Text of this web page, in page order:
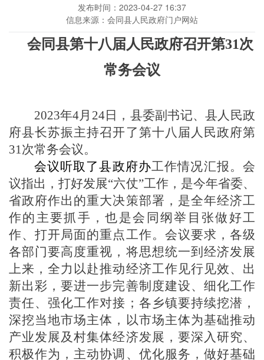
发布时间：2023-04-27 16:37
信息来源：会同县人民政府门户网站
会同县第十八届人民政府召开第31次
常务会议
2023年4月24日，县委副书记、县人民政
府县长苏振主持召开了第十八届人民政府第
31次常务会议。
会议听取了县政府办工作情况汇报。会
议指出，打好发展“六仗”工作，是今年省委、
省政府作出的重大决策部署，是全年经济工
作的主要抓手，也是会同纲举目张做好工
作、打开局面的重点工作。会议要求，各级
各部门要高度重视，将思想统一到经济发展
上来，全力以赴推动经济工作见行见效、出
新出彩，要进一步完善制度建设、细化工作
责任、强化工作对接；各乡镇要持续挖潜，
深挖当地市场主体，以市场主体为基础推动
产业发展及村集体经济发展，要深入研究、
积极作为，主动协调、优化服务，做好基础